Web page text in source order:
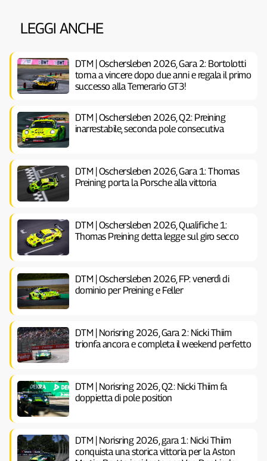
LEGGI ANCHE
DTM | Oschersleben 2026, Gara 2: Bortolotti
torna a vincere dopo due anni e regala il primo
successo alla Temerario GT3!
DTM | Oschersleben 2026, Q2: Preining
inarrestabile, seconda pole consecutiva
DTM | Oschersleben 2026, Gara 1: Thomas
Preining porta la Porsche alla vittoria
DTM | Oschersleben 2026, Qualifiche 1:
Thomas Preining detta legge sul giro secco
DTM | Oschersleben 2026, FP: venerdì di
dominio per Preining e Feller
DTM | Norisring 2026, Gara 2: Nicki Thiim
trionfa ancora e completa il weekend perfetto
DTM | Norisring 2026, Q2: Nicki Thiim fa
doppietta di pole position
DTM | Norisring 2026, gara 1: Nicki Thiim
conquista una storica vittoria per la Aston